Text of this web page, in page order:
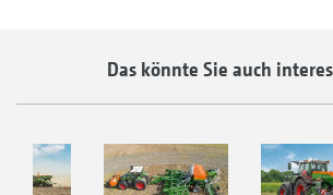
Das könnte Sie auch